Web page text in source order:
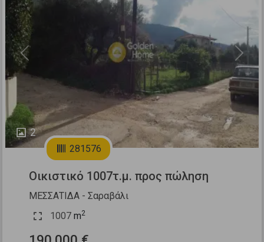
2
Previous Next
281576
Οικιστικό 1007τ.μ. προς πώληση
ΜΕΣΣΑΤΙΔΑ - Σαραβάλι
1007 m2